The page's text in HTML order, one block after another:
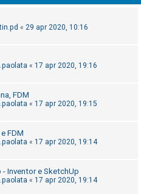
« 29 apr 2020, 10:16
« 17 apr 2020, 19:16
FDM
« 17 apr 2020, 19:15
FDM
« 17 apr 2020, 19:14
Inventor e SketchUp
« 17 apr 2020, 19:14